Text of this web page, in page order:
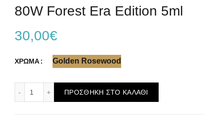
80W Forest Era Edition 5ml
30,00€
ΧΡΩΜΑ Golden Rosewood
ΠΡΟΣΘΉΚΗ ΣΤΟ ΚΑΛΆΘΙ